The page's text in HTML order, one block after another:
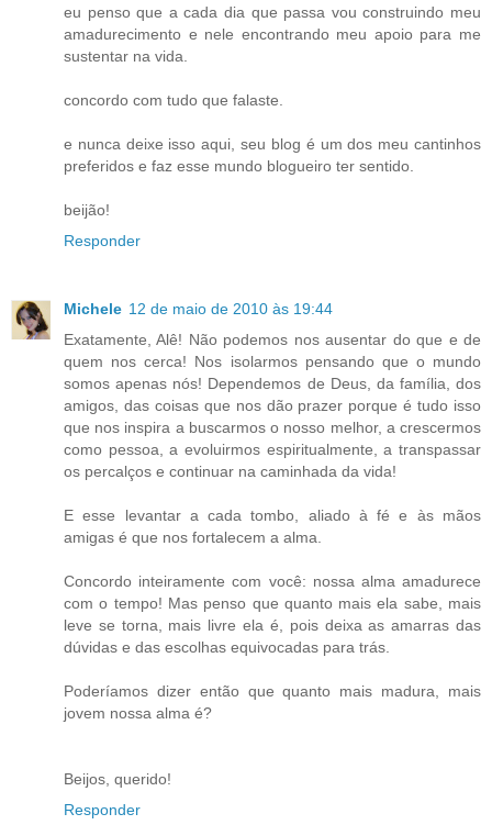
eu penso que a cada dia que passa vou construindo meu
amadurecimento e nele encontrando meu apoio para me
sustentar na vida.
concordo com tudo que falaste.
e nunca deixe isso aqui, seu blog é um dos meu cantinhos
preferidos e faz esse mundo blogueiro ter sentido.
beijão!
Responder
Michele 12 de maio de 2010 às 19:44
Exatamente, Alê! Não podemos nos ausentar do que e de
quem nos cerca! Nos isolarmos pensando que o mundo
somos apenas nós! Dependemos de Deus, da família, dos
amigos, das coisas que nos dão prazer porque é tudo isso
que nos inspira a buscarmos o nosso melhor, a crescermos
como pessoa, a evoluirmos espiritualmente, a transpassar
os percalços e continuar na caminhada da vida!
E esse levantar a cada tombo, aliado à fé e às mãos
amigas é que nos fortalecem a alma.
Concordo inteiramente com você: nossa alma amadurece
com o tempo! Mas penso que quanto mais ela sabe, mais
leve se torna, mais livre ela é, pois deixa as amarras das
dúvidas e das escolhas equivocadas para trás.
Poderíamos dizer então que quanto mais madura, mais
jovem nossa alma é?
Beijos, querido!
Responder